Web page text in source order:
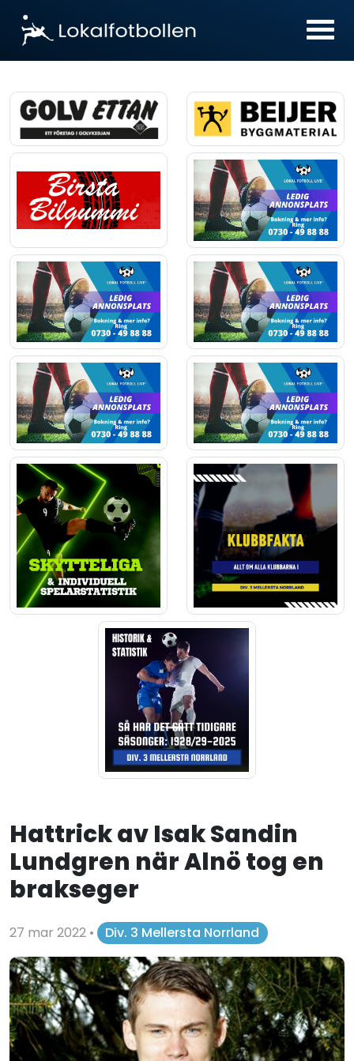
Hattrick av Isak Sandin
Lundgren när Alnö tog en
brakseger
27 mar 2022 • Div. 3 Mellersta Norrland